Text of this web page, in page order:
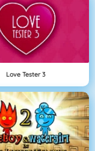
Love Tester 3